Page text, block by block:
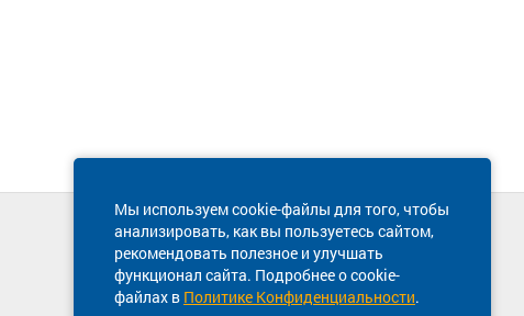
Мы используем cookie-файлы для того, чтобы
анализировать, как вы пользуетесь сайтом,
рекомендовать полезное и улучшать
функционал сайта. Подробнее о cookie-
файлах в Политике Конфиденциальности.
Техническая поддержка сайта
8 800 600-03-38